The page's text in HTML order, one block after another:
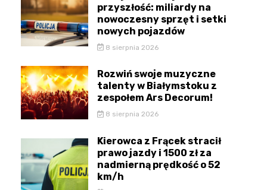
przyszłość: miliardy na
nowoczesny sprzęt i setki
nowych pojazdów
8 sierpnia 2026
Rozwiń swoje muzyczne
talenty w Białymstoku z
zespołem Ars Decorum!
8 sierpnia 2026
Kierowca z Frącek stracił
prawo jazdy i 1500 zł za
nadmierną prędkość o 52
km/h